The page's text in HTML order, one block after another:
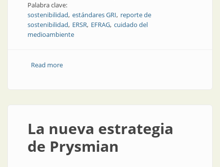
Palabra clave:
sostenibilidad estándares GRI reporte de
sostenibilidad ERSR EFRAG cuidado del
medioambiente
Read moreabout ¿Qué son los estándares GRI?
La nueva estrategia
de Prysmian